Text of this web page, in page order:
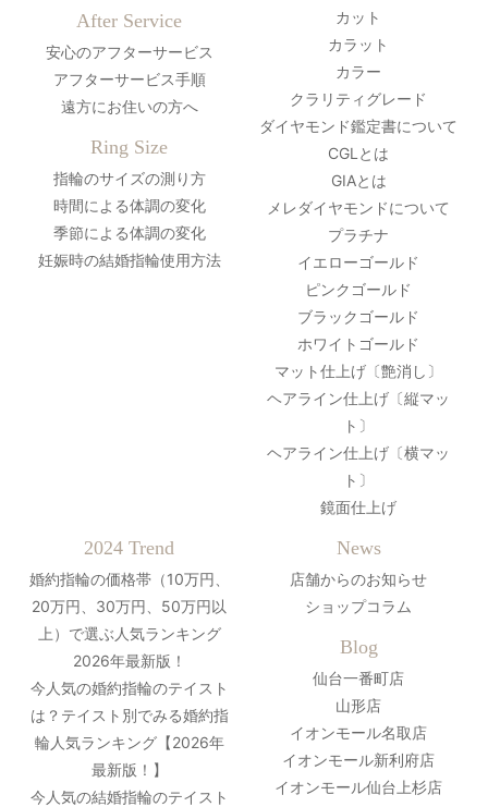
After Service
安心のアフターサービス
アフターサービス手順
遠方にお住いの方へ
Ring Size
指輪のサイズの測り方
時間による体調の変化
季節による体調の変化
妊娠時の結婚指輪使用方法
カット
カラット
カラー
クラリティグレード
ダイヤモンド鑑定書について
CGLとは
GIAとは
メレダイヤモンドについて
プラチナ
イエローゴールド
ピンクゴールド
ブラックゴールド
ホワイトゴールド
マット仕上げ〔艶消し〕
ヘアライン仕上げ〔縦マッ
ト〕
ヘアライン仕上げ〔横マッ
ト〕
鏡面仕上げ
2024 Trend
婚約指輪の価格帯（10万円、
20万円、30万円、50万円以
上）で選ぶ人気ランキング
2026年最新版！
今人気の婚約指輪のテイスト
は？テイスト別でみる婚約指
輪人気ランキング【2026年
最新版！】
今人気の結婚指輪のテイスト
News
店舗からのお知らせ
ショップコラム
Blog
仙台一番町店
山形店
イオンモール名取店
イオンモール新利府店
イオンモール仙台上杉店